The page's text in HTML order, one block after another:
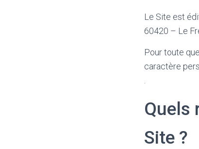
Le Site est
60420 – Le
Pour toute
caractère
Quels
Site ?